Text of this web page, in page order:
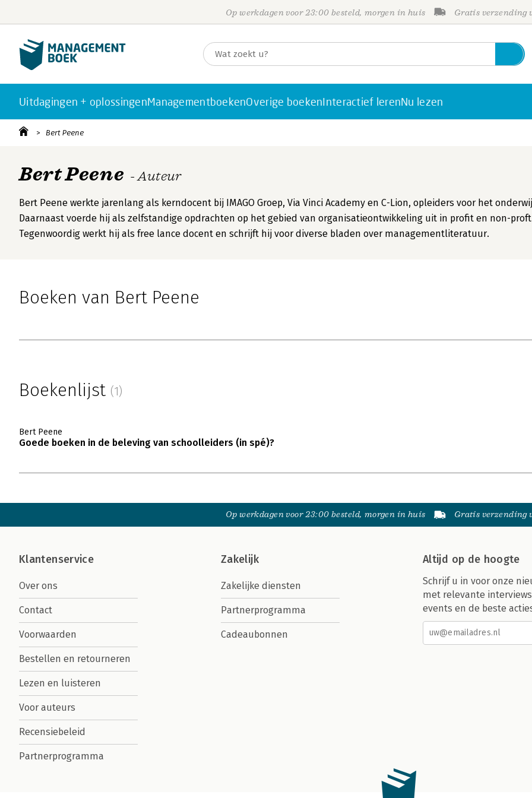
Op werkdagen voor 23:00 besteld, morgen in huis Gratis verzending
Uitdagingen + oplossingenManagementboekenOverige boekenInteractief lerenNu lezen
Bert Peene
Bert Peene - Auteur
Bert Peene werkte jarenlang als kerndocent bij IMAGO Groep, Via Vinci Academy en C-Lion, opleiders voor het
Daarnaast voerde hij als zelfstandige opdrachten op het gebied van organisatieontwikkeling uit in profit en non-
Tegenwoordig werkt hij als free lance docent en schrijft hij voor diverse bladen over managementliteratuur.
Boeken van Bert Peene
Boekenlijst (1)
Bert Peene
Goede boeken in de beleving van schoolleiders (in spé)?
Op werkdagen voor 23:00 besteld, morgen in huis Gratis verzending
Klantenservice
Over ons
Contact
Voorwaarden
Bestellen en retourneren
Lezen en luisteren
Voor auteurs
Recensiebeleid
Partnerprogramma
Zakelijk
Zakelijke diensten
Partnerprogramma
Cadeaubonnen
Altijd op de hoogte
Schrijf u in voor onze
met relevante
events en de beste